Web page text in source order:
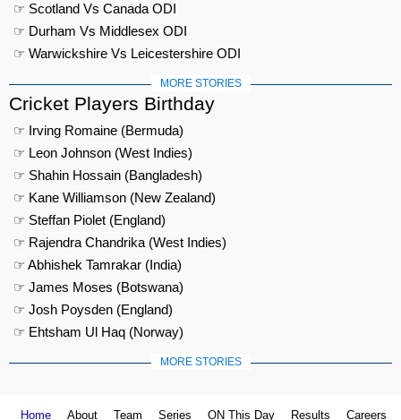
☞ Scotland Vs Canada ODI
☞ Durham Vs Middlesex ODI
☞ Warwickshire Vs Leicestershire ODI
MORE STORIES
Cricket Players Birthday
☞ Irving Romaine (Bermuda)
☞ Leon Johnson (West Indies)
☞ Shahin Hossain (Bangladesh)
☞ Kane Williamson (New Zealand)
☞ Steffan Piolet (England)
☞ Rajendra Chandrika (West Indies)
☞ Abhishek Tamrakar (India)
☞ James Moses (Botswana)
☞ Josh Poysden (England)
☞ Ehtsham Ul Haq (Norway)
MORE STORIES
Home About Team Series ON This Day Results Careers